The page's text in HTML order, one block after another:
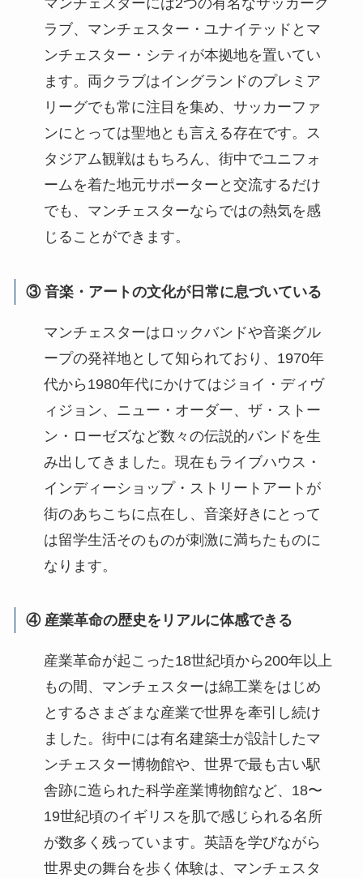
ラブ、マンチェスター・ユナイテッドとマ
ンチェスター・シティが本拠地を置いてい
ます。両クラブはイングランドのプレミア
リーグでも常に注目を集め、サッカーファ
ンにとっては聖地とも言える存在です。ス
タジアム観戦はもちろん、街中でユニフォ
ームを着た地元サポーターと交流するだけ
でも、マンチェスターならではの熱気を感
じることができます。
③ 音楽・アートの文化が日常に息づいている
マンチェスターはロックバンドや音楽グル
ープの発祥地として知られており、1970年
代から1980年代にかけてはジョイ・ディヴ
ィジョン、ニュー・オーダー、ザ・ストー
ン・ローゼズなど数々の伝説的バンドを生
み出してきました。現在もライブハウス・
インディーショップ・ストリートアートが
街のあちこちに点在し、音楽好きにとって
は留学生活そのものが刺激に満ちたものに
なります。
④ 産業革命の歴史をリアルに体感できる
産業革命が起こった18世紀頃から200年以上
もの間、マンチェスターは綿工業をはじめ
とするさまざまな産業で世界を牽引し続け
ました。街中には有名建築士が設計したマ
ンチェスター博物館や、世界で最も古い駅
舎跡に造られた科学産業博物館など、18〜
19世紀頃のイギリスを肌で感じられる名所
が数多く残っています。英語を学びながら
世界史の舞台を歩く体験は、マンチェスタ